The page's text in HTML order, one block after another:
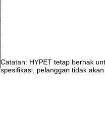
Catatan: HYPET tetap berhak
spesifikasi, pelanggan tidak akan